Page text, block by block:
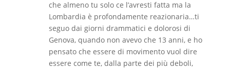
che almeno tu solo ce l’avresti fatta ma la
Lombardia è profondamente reazionaria…ti
seguo dai giorni drammatici e dolorosi di
Genova, quando non avevo che 13 anni, e ho
pensato che essere di movimento vuol dire
essere come te, dalla parte dei più deboli,